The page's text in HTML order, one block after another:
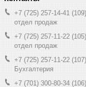
+7 (725) 257-14-41
109
отдел продаж
+7 (725) 257-11-22 105
отдел продаж
+7 (725) 257-11-22 107
Бухгалтерия
+7 (701) 300-80-34 106